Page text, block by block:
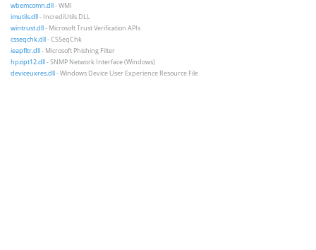
wbemcomn.dll- WMI
imutils.dll- IncrediUtils DLL
wintrust.dll- Microsoft Trust Verification APIs
csseqchk.dll- CSSeqChk
ieapfltr.dll- Microsoft Phishing Filter
hpzipt12.dll- SNMP Network Interface (Windows)
deviceuxres.dll- Windows Device User Experience Resource File